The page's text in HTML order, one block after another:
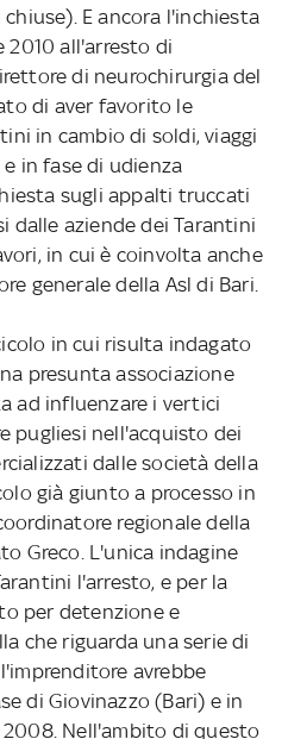
E ancora l'inchiesta
all'arresto di
di neurochirurgia del
di aver favorito le
in cambio di soldi, viaggi
in fase di udienza
sugli appalti truccati
dalle aziende dei Tarantini
in cui è coinvolta anche
generale della Asl di Bari.
in cui risulta indagato
presunta associazione
ad influenzare i vertici
pugliesi nell'acquisto dei
dalle società della
già giunto a processo in
regionale della
Greco. L'unica indagine
l'arresto, e per la
per detenzione e
che riguarda una serie di
avrebbe
di Giovinazzo (Bari) e in
Nell'ambito di questo